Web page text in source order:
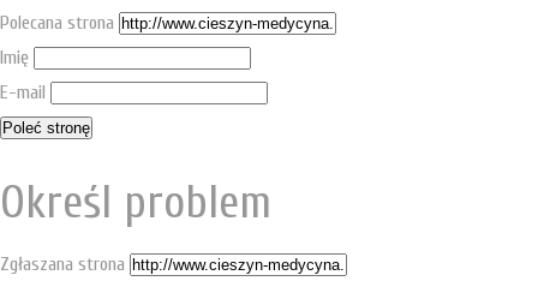
Polecana strona
Imię
E-mail
Określ problem
Zgłaszana strona